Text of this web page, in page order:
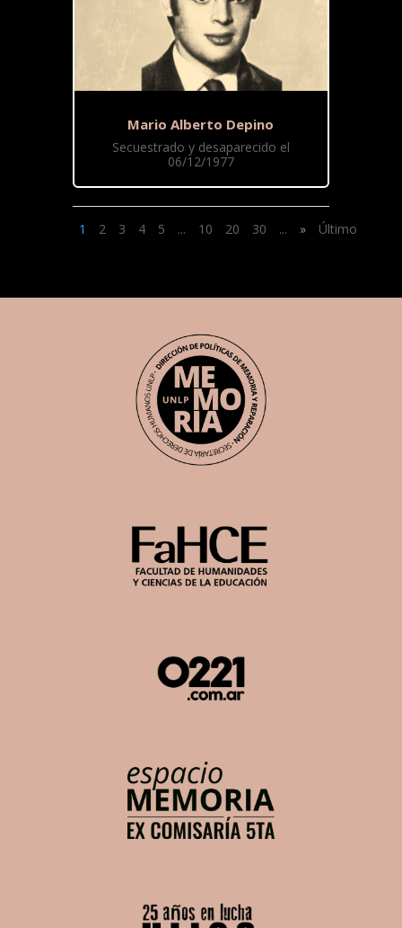
Mario Alberto Depino
Secuestrado y desaparecido el
06/12/1977
1 2 3 4 5 ... 10 20 30 ... » Último